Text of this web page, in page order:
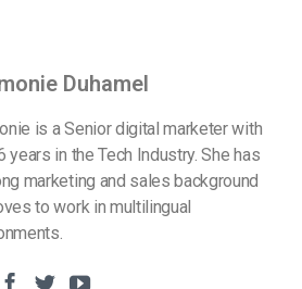
Duhamel
is a Senior digital marketer with
years in the Tech Industry. She has
marketing and sales background
to work in multilingual